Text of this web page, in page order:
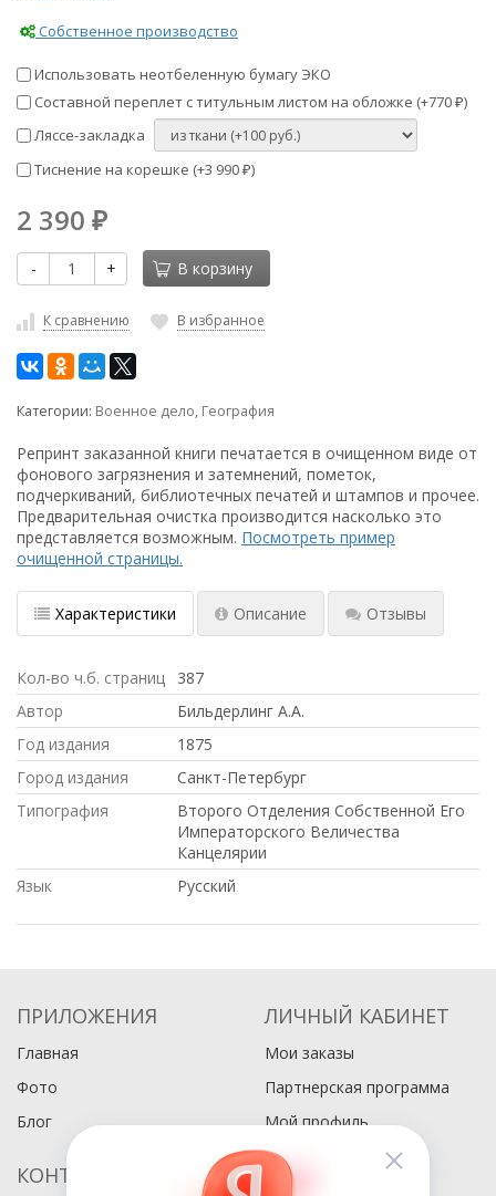
Собственное производство
Использовать неотбеленную бумагу ЭКО
Составной переплет с титульным листом на обложке (+770 ₽)
Ляссе-закладка
Тиснение на корешке (+3 990 ₽)
2 390 ₽
- + В корзину
К сравнению В избранное
Категории: Военное дело, География
Репринт заказанной книги печатается в очищенном виде от
фонового загрязнения и затемнений, пометок,
подчеркиваний, библиотечных печатей и штампов и прочее.
Предварительная очистка производится насколько это
представляется возможным. Посмотреть пример
очищенной страницы.
Характеристики Описание Отзывы
Кол-во ч.б. страниц
387
Автор
Бильдерлинг А.А.
Год издания
1875
Город издания
Санкт-Петербург
Типография
Второго Отделения Собственной Его
Императорского Величества
Канцелярии
Язык
Русский
ПРИЛОЖЕНИЯ
Главная
Фото
Блог
ЛИЧНЫЙ КАБИНЕТ
Мои заказы
Партнерская программа
Мой профиль
КОНТАКТЫ